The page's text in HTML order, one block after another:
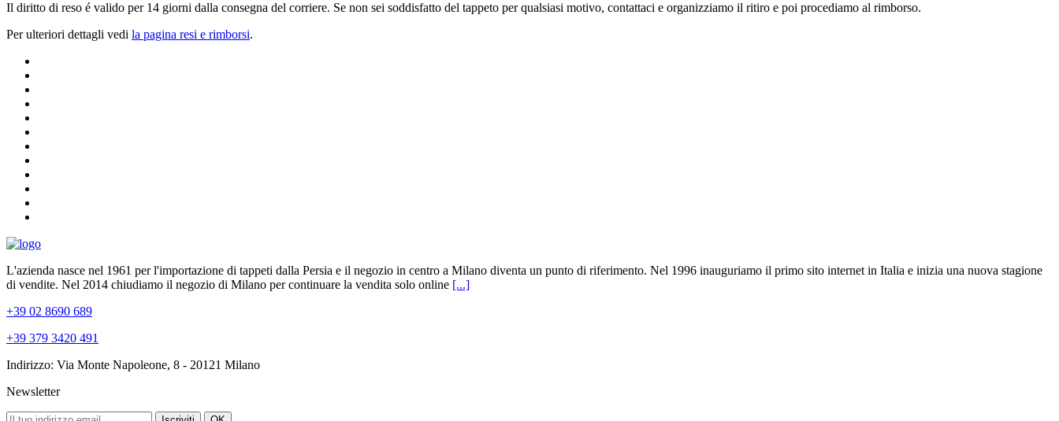
Il diritto di reso é valido per 14 giorni dalla consegna del corriere. Se non sei soddisfatto del tappeto per qualsiasi motivo, contattaci e organizziamo il ritiro e poi procediamo al rimborso.
Per ulteriori dettagli vedi la pagina resi e rimborsi.
L'azienda nasce nel 1961 per l'importazione di tappeti dalla Persia e il negozio in centro a Milano diventa un punto di riferimento. Nel 1996 inauguriamo il primo sito internet in Italia e inizia una nuova stagione
di vendite. Nel 2014 chiudiamo il negozio di Milano per continuare la vendita solo online [...]
+39 02 8690 689
+39 379 3420 491
Indirizzo: Via Monte Napoleone, 8 - 20121 Milano
Newsletter